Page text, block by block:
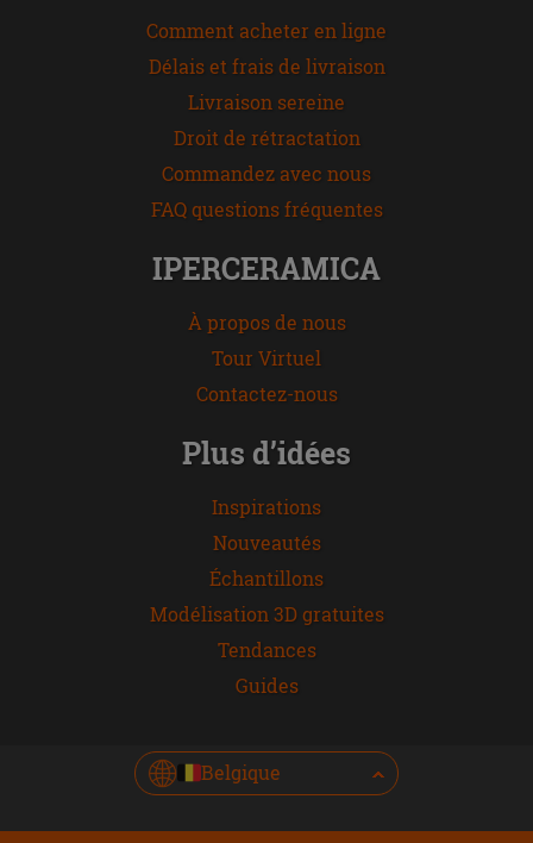
Comment acheter en ligne
Délais et frais de livraison
Livraison sereine
Droit de rétractation
Commandez avec nous
FAQ questions fréquentes
IPERCERAMICA
À propos de nous
Tour Virtuel
Contactez-nous
Plus d’idées
Inspirations
Nouveautés
Échantillons
Modélisation 3D gratuites
Tendances
Guides
Belgique